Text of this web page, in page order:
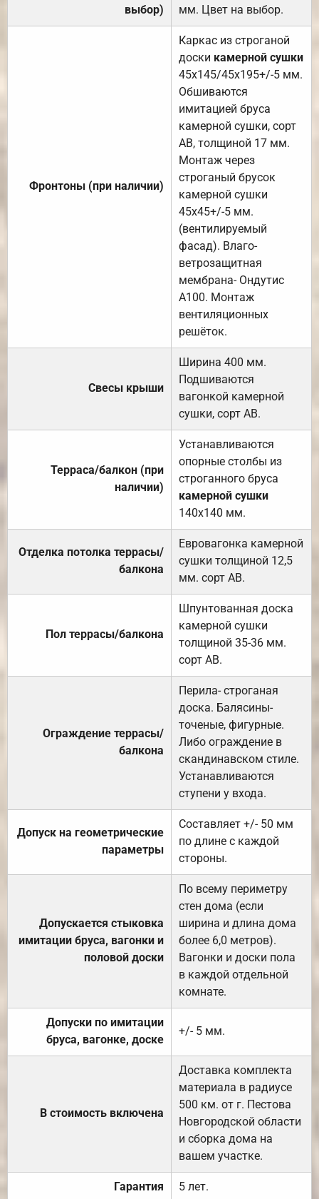
выбор)
мм. Цвет на выбор.
Фронтоны (при наличии)
Каркас из строганой
доски камерной сушки
45х145/45х195+/-5 мм.
Обшиваются
имитацией бруса
камерной сушки, сорт
АВ, толщиной 17 мм.
Монтаж через
строганый брусок
камерной сушки
45х45+/-5 мм.
(вентилируемый
фасад). Влаго-
ветрозащитная
мембрана- Ондутис
А100. Монтаж
вентиляционных
решёток.
Свесы крыши
Ширина 400 мм.
Подшиваются
вагонкой камерной
сушки, сорт АВ.
Терраса/балкон (при
наличии)
Устанавливаются
опорные столбы из
строганного бруса
камерной сушки
140х140 мм.
Отделка потолка террасы/
балкона
Евровагонка камерной
сушки толщиной 12,5
мм. сорт АВ.
Пол террасы/балкона
Шпунтованная доска
камерной сушки
толщиной 35-36 мм.
сорт АВ.
Ограждение террасы/
балкона
Перила- строганая
доска. Балясины-
точеные, фигурные.
Либо ограждение в
скандинавском стиле.
Устанавливаются
ступени у входа.
Допуск на геометрические
параметры
Составляет +/- 50 мм
по длине с каждой
стороны.
Допускается стыковка
имитации бруса, вагонки и
половой доски
По всему периметру
стен дома (если
ширина и длина дома
более 6,0 метров).
Вагонки и доски пола
в каждой отдельной
комнате.
Допуски по имитации
бруса, вагонке, доске
+/- 5 мм.
В стоимость включена
Доставка комплекта
материала в радиусе
500 км. от г. Пестова
Новгородской области
и сборка дома на
вашем участке.
Гарантия 5 лет.